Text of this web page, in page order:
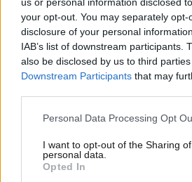
your opt-out. You may separately
disclosure of your personal
IAB’s list of downstream participants.
also be disclosed by us to third
Downstream Participants that may
Please note that this website/app
not limited to your visit or usage
grant or deny consent to Google and
use your data for below specified
Personal Data Processing Opt
I want to opt-out of the Sharing
personal data.
Opted In
Ροή Ειδήσεων